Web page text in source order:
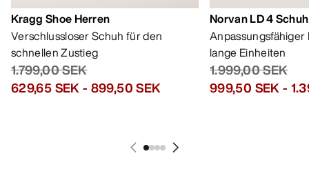
Kragg Shoe Herren
Verschlussloser Schuh für den
schnellen Zustieg
1.799,00 SEK
629,65 SEK- 899,50 SEK
Norvan LD 4
lange Einheiten
1.999,00 SEK
999,50 SEK-